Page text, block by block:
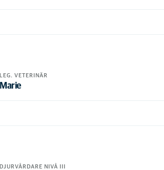
LEG. VETERINÄR
Marie
DJURVÅRDARE NIVÅ III